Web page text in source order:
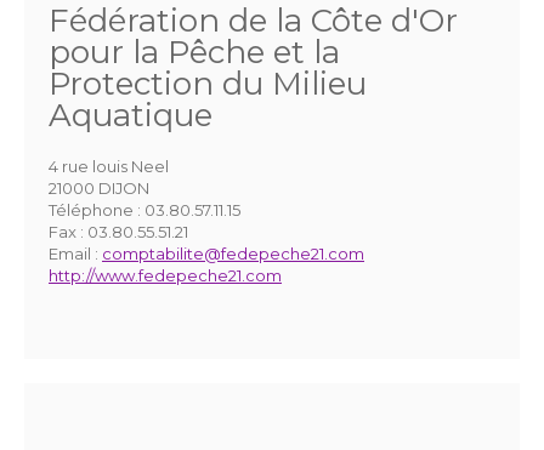
Fédération de la Côte d'Or
pour la Pêche et la
Protection du Milieu
Aquatique
4 rue louis Neel
21000 DIJON
Téléphone : 03.80.57.11.15
Fax : 03.80.55.51.21
Email : comptabilite@fedepeche21.com
http://www.fedepeche21.com